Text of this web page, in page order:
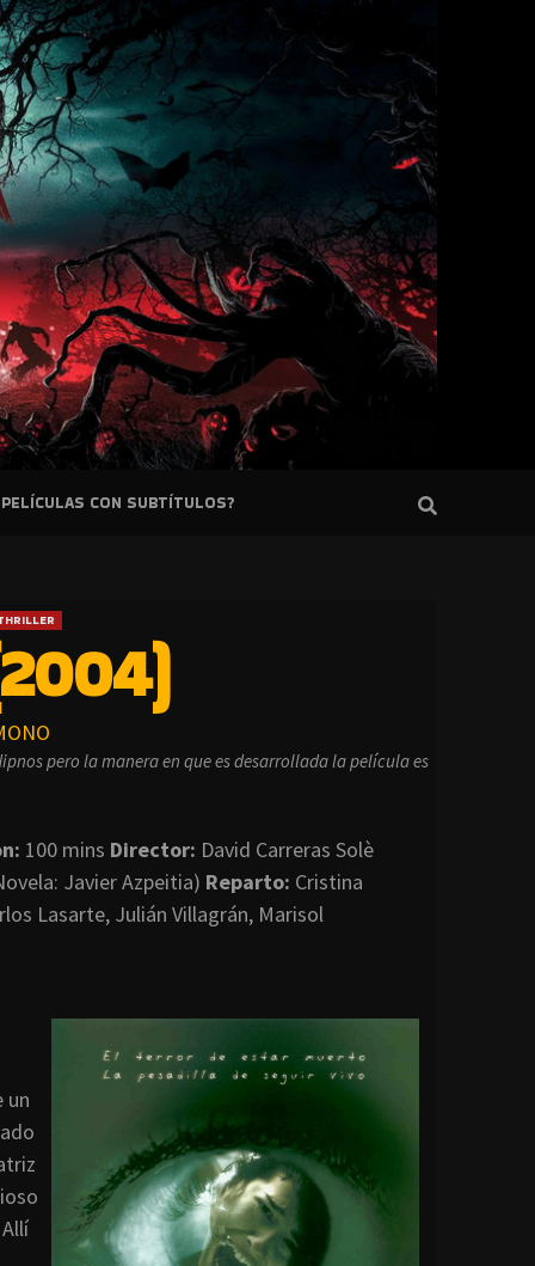
PELÍCULAS CON SUBTÍTULOS?
pero la manera en que es desarrollada la película es
100 mins Director: David Carreras Solè
Javier Azpeitia) Reparto: Cristina
Lasarte, Julián Villagrán, Marisol
un